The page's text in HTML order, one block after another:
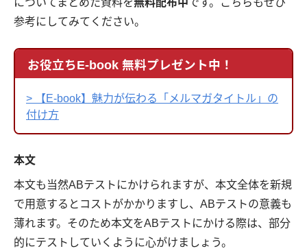
参考にしてみてください。
お役立ちE-book 無料プレゼント中！
> 【E-book】魅力が伝わる「メルマガタイトル」の
付け方
本文
本文も当然ABテストにかけられますが、本文全体を新規
で用意するとコストがかかりますし、ABテストの意義も
薄れます。そのため本文をABテストにかける際は、部分
的にテストしていくように心がけましょう。